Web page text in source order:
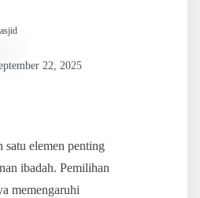
22, 2025
satu elemen penting
ibadah. Pemilihan
memengaruhi